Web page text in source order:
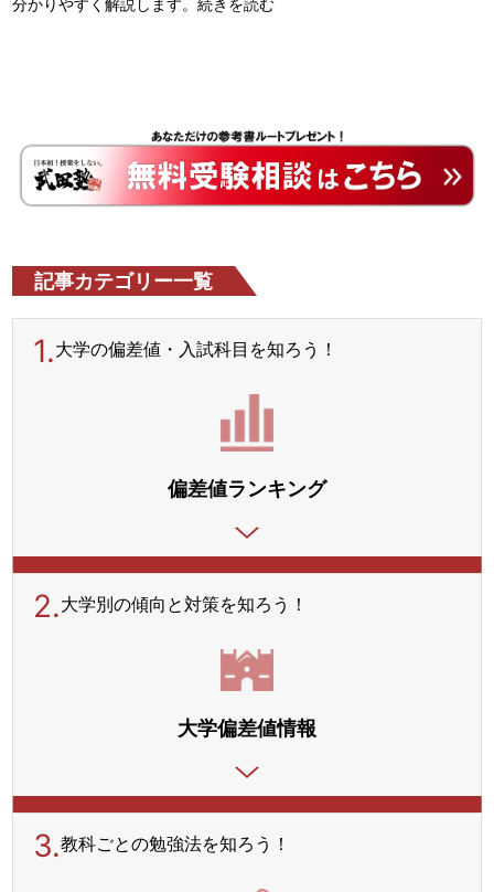
記事カテゴリー一覧
1.大学の偏差値・入試科目を知ろう！
偏差値ランキング
2.大学別の傾向と対策を知ろう！
大学偏差値情報
3.教科ごとの勉強法を知ろう！